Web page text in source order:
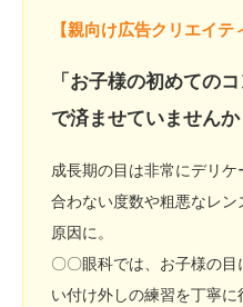
【親向け広告クリエイテ
「お子様の初めての
で済ませていませんか
成長期の目は非常にデリケ
合わない度数や粗悪なレ
原因に。
〇〇眼科では、お子様の
い付け外しの練習を丁寧に